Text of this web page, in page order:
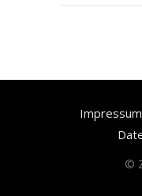
Impressum
©